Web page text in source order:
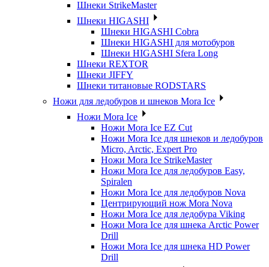
Шнеки StrikeMaster
Шнеки HIGASHI
Шнеки HIGASHI Cobra
Шнеки HIGASHI для мотобуров
Шнеки HIGASHI Sfera Long
Шнеки REXTOR
Шнеки JIFFY
Шнеки титановые RODSTARS
Ножи для ледобуров и шнеков Mora Ice
Ножи Mora Ice
Ножи Mora Ice EZ Cut
Ножи Mora Ice для шнеков и ледобуров
Micro, Arctic, Expert Pro
Ножи Mora Ice StrikeMaster
Ножи Mora Ice для ледобуров Easy,
Spiralen
Ножи Mora Ice для ледобуров Nova
Центрирующий нож Mora Nova
Ножи Mora Ice для ледобура Viking
Ножи Mora Ice для шнека Arctic Power
Drill
Ножи Mora Ice для шнека HD Power
Drill